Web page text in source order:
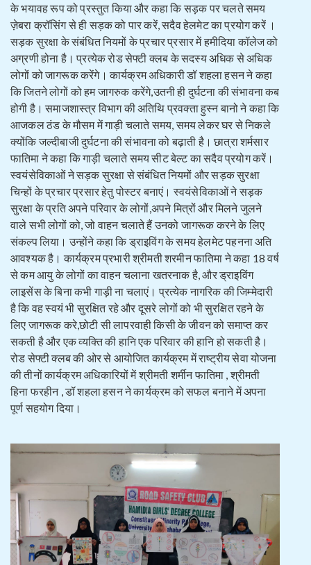
के भयावह रूप को प्रस्तुत किया और कहा कि सड़क पर चलते समय
ज़ेबरा क्रॉसिंग से ही सड़क को पार करें, सदैव हेलमेट का प्रयोग करें ।
सड़क सुरक्षा के संबंधित नियमों के प्रचार प्रसार में हमीदिया कॉलेज को
अग्रणी होना है। प्रत्येक रोड सेफ्टी क्लब के सदस्य अधिक से अधिक
लोगों को जागरूक करेंगे। कार्यक्रम अधिकारी डॉ शहला हसन ने कहा
कि जितने लोगों को हम जागरुक करेंगे,उतनी ही दुर्घटना की संभावना कब
होगी है। समाजशास्त्र विभाग की अतिथि प्रवक्ता हुस्न बानो ने कहा कि
आजकल ठंड के मौसम में गाड़ी चलाते समय, समय लेकर घर से निकले
क्योंकि जल्दीबाजी दुर्घटना की संभावना को बढ़ाती है। छात्रा शर्मसार
फातिमा ने कहा कि गाड़ी चलाते समय सीट बेल्ट का सदैव प्रयोग करें।
स्वयंसेविकाओं ने सड़क सुरक्षा से संबंधित नियमों और सड़क सुरक्षा
चिन्हों के प्रचार प्रसार हेतु पोस्टर बनाएं। स्वयंसेविकाओं ने सड़क
सुरक्षा के प्रति अपने परिवार के लोगों,अपने मित्रों और मिलने जुलने
वाले सभी लोगों को, जो वाहन चलाते हैं उनको जागरूक करने के लिए
संकल्प लिया। उन्होंने कहा कि ड्राइविंग के समय हेलमेट पहनना अति
आवश्यक है। कार्यक्रम प्रभारी श्रीमती शरमीन फातिमा ने कहा 18 वर्ष
से कम आयु के लोगों का वाहन चलाना खतरनाक है, और ड्राइविंग
लाइसेंस के बिना कभी गाड़ी ना चलाएं। प्रत्येक नागरिक की जिम्मेदारी
है कि वह स्वयं भी सुरक्षित रहे और दूसरे लोगों को भी सुरक्षित रहने के
लिए जागरूक करे,छोटी सी लापरवाही किसी के जीवन को समाप्त कर
सकती है और एक व्यक्ति की हानि एक परिवार की हानि हो सकती है।
रोड सेफ्टी क्लब की ओर से आयोजित कार्यक्रम में राष्ट्रीय सेवा योजना
की तीनों कार्यक्रम अधिकारियों में श्रीमती शर्मीन फातिमा , श्रीमती
हिना फरहीन , डॉ शहला हसन ने कार्यक्रम को सफल बनाने में अपना
पूर्ण सहयोग दिया।